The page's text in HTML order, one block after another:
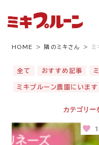
HOME 隣のミキさん ミ
全て おすすめ記事
ミキプルーン農園にいます
カテゴリー